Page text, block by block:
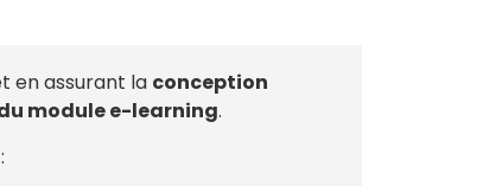
en assurant la conception
module e-learning.